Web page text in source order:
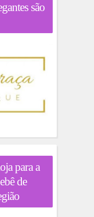
são
para a
de